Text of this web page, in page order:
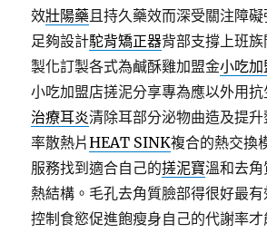
效壯陽藥且持久藥效而深受關注障
足夠設計駝背矯正器背部支撐上班
製化訂製各式為鹹酥雞加盟金小吃
小吃加盟店搓泥分享專為應以外用
治療耳炎清除耳部分泌物曲造及提
率散熱片HEAT SINK複合的熱交換
服務找到適合自己的搓泥寶溫和去
熱結構。毛孔去角質臉部得很好最有
控制食慾促進飽瘦身自己的代謝率